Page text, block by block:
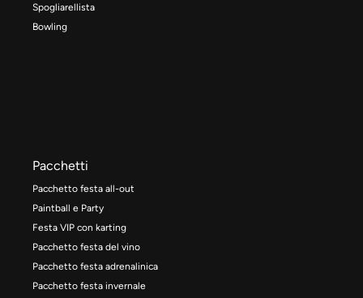
Spogliarellista
Bowling
Pacchetti
Pacchetto festa all-out
Paintball e Party
Festa VIP con karting
Pacchetto festa del vino
Pacchetto festa adrenalinica
Pacchetto festa invernale